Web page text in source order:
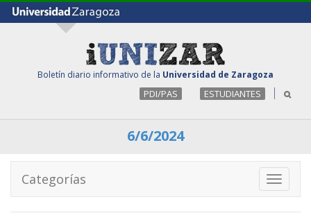
Boletín diario informativo de la Universidad de Zaragoza
PDI/PAS ESTUDIANTES
6/6/2024
Toggle
Categorías